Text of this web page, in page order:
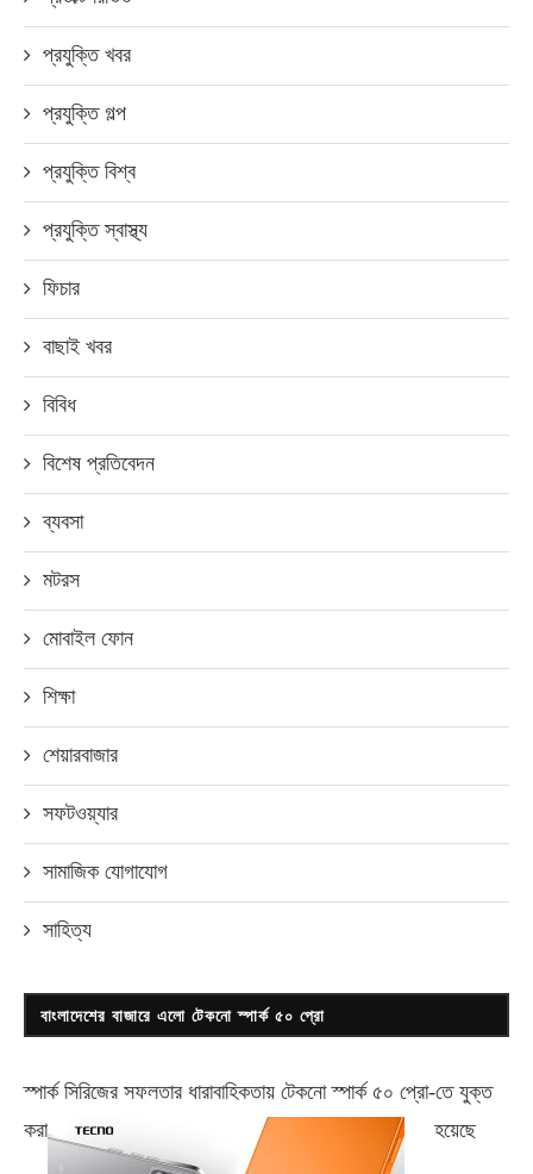
প্রযুক্তি খবর
প্রযুক্তি গল্প
প্রযুক্তি বিশ্ব
প্রযুক্তি স্বাস্থ্য
ফিচার
বাছাই খবর
বিবিধ
বিশেষ প্রতিবেদন
ব্যবসা
মটরস
মোবাইল ফোন
শিক্ষা
শেয়ারবাজার
সফটওয়্যার
সামাজিক যোগাযোগ
সাহিত্য
বাংলাদেশের বাজারে এলো টেকনো স্পার্ক ৫০ প্রো
স্পার্ক সিরিজের সফলতার ধারাবাহিকতায় টেকনোস্পার্ক ৫০ প্রো-তে যুক্ত
করা
হয়েছে